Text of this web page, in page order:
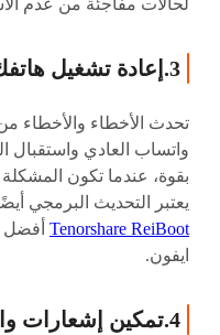
لحالات مفاجئة من عدم
3.إعادة تشغيل هاتفك
تحدث الأخطاء والأخطاء
واتساب العادي واستقبال
بقوة، عندما تكون
يعتبر التحديث البرمجي
Tenorshare ReiBoot أفضل
ايفون.
4.تمكين إشعارات واتساب